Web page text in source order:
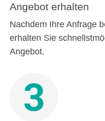
Angebot erhalten
Nachdem Ihre Anfrage
erhalten Sie
Angebot.
3